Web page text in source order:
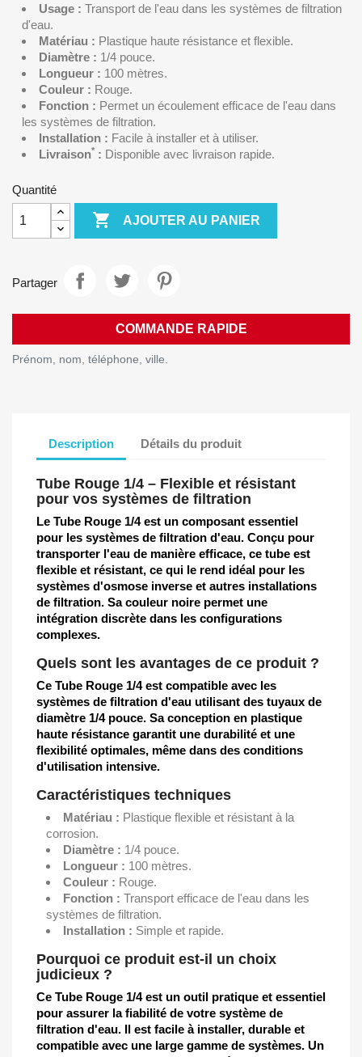
Usage : Transport de l'eau dans les systèmes de filtration
d'eau.
Matériau : Plastique haute résistance et flexible.
Diamètre : 1/4 pouce.
Longueur : 100 mètres.
Couleur : Rouge.
Fonction : Permet un écoulement efficace de l'eau dans
les systèmes de filtration.
Installation : Facile à installer et à utiliser.
Livraison* : Disponible avec livraison rapide.
Quantité
 AJOUTER AU PANIER
Partager
COMMANDE RAPIDE
Prénom, nom, téléphone, ville.
Description Détails du produit
Tube Rouge 1/4 – Flexible et résistant
pour vos systèmes de filtration
Le Tube Rouge 1/4 est un composant essentiel
pour les systèmes de filtration d'eau. Conçu pour
transporter l'eau de manière efficace, ce tube est
flexible et résistant, ce qui le rend idéal pour les
systèmes d'osmose inverse et autres installations
de filtration. Sa couleur noire permet une
intégration discrète dans les configurations
complexes.
Quels sont les avantages de ce produit ?
Ce Tube Rouge 1/4 est compatible avec les
systèmes de filtration d'eau utilisant des tuyaux de
diamètre 1/4 pouce. Sa conception en plastique
haute résistance garantit une durabilité et une
flexibilité optimales, même dans des conditions
d'utilisation intensive.
Caractéristiques techniques
Matériau : Plastique flexible et résistant à la
corrosion.
Diamètre : 1/4 pouce.
Longueur : 100 mètres.
Couleur : Rouge.
Fonction : Transport efficace de l'eau dans les
systèmes de filtration.
Installation : Simple et rapide.
Pourquoi ce produit est-il un choix
judicieux ?
Ce Tube Rouge 1/4 est un outil pratique et essentiel
pour assurer la fiabilité de votre système de
filtration d'eau. Il est facile à installer, durable et
compatible avec une large gamme de systèmes. Un